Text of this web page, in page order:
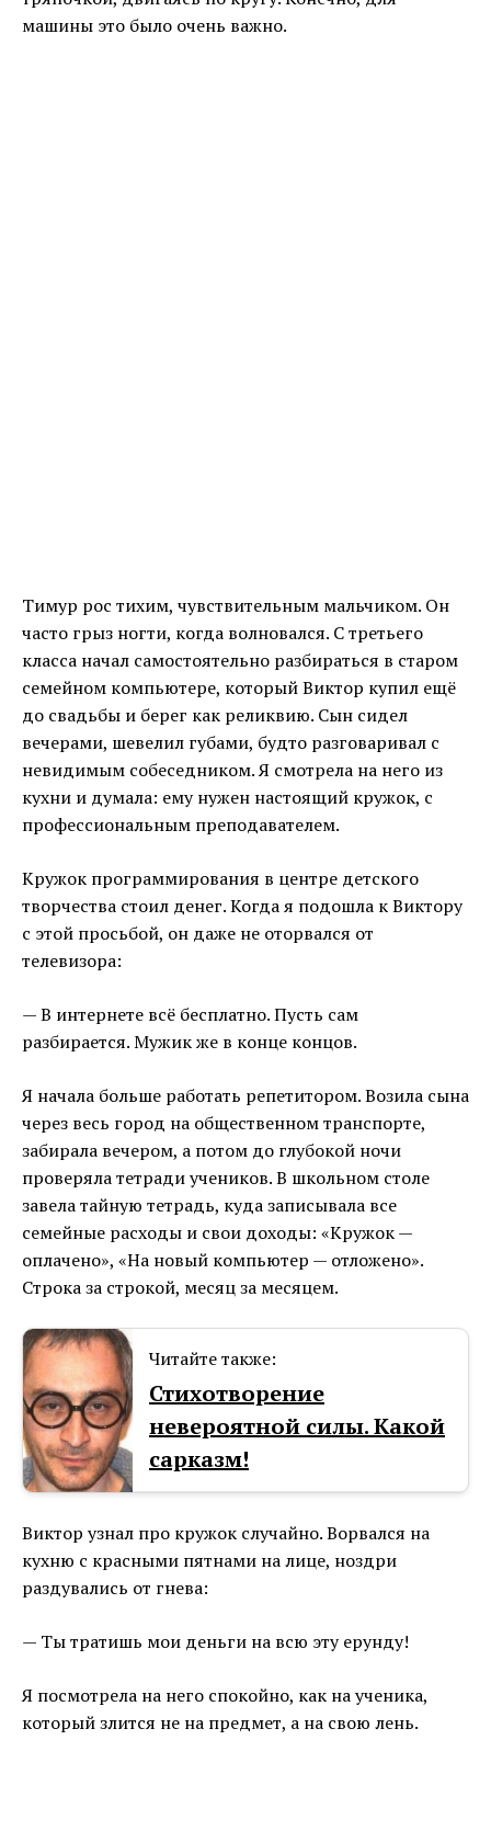
машины это было очень важно.
Тимур рос тихим, чувствительным мальчиком. Он
часто грыз ногти, когда волновался. С третьего
класса начал самостоятельно разбираться в старом
семейном компьютере, который Виктор купил ещё
до свадьбы и берег как реликвию. Сын сидел
вечерами, шевелил губами, будто разговаривал с
невидимым собеседником. Я смотрела на него из
кухни и думала: ему нужен настоящий кружок, с
профессиональным преподавателем.
Кружок программирования в центре детского
творчества стоил денег. Когда я подошла к Виктору
с этой просьбой, он даже не оторвался от
телевизора:
— В интернете всё бесплатно. Пусть сам
разбирается. Мужик же в конце концов.
Я начала больше работать репетитором. Возила сына
через весь город на общественном транспорте,
забирала вечером, а потом до глубокой ночи
проверяла тетради учеников. В школьном столе
завела тайную тетрадь, куда записывала все
семейные расходы и свои доходы: «Кружок —
оплачено», «На новый компьютер — отложено».
Строка за строкой, месяц за месяцем.
Читайте также:
Стихотворение
невероятной силы. Какой
сарказм!
Виктор узнал про кружок случайно. Ворвался на
кухню с красными пятнами на лице, ноздри
раздувались от гнева:
— Ты тратишь мои деньги на всю эту ерунду!
Я посмотрела на него спокойно, как на ученика,
который злится не на предмет, а на свою лень.